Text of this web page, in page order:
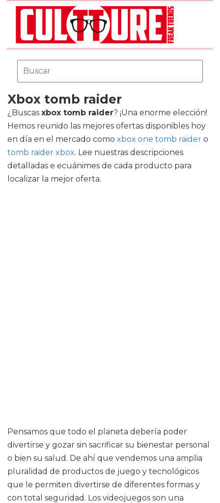
Xbox tomb raider
¿Buscas xbox tomb raider? ¡Una enorme elección!
Hemos reunido las mejores ofertas disponibles hoy
en día en el mercado como xbox one tomb raider o
tomb raider xbox. Lee nuestras descripciones
detalladas e ecuánimes de cada producto para
localizar la mejor oferta.
Pensamos que todo el planeta debería poder
divertirse y gozar sin sacrificar su bienestar personal
o bien su salud. De ahí que vendemos una amplia
pluralidad de productos de juego y tecnológicos
que le permiten divertirse de diferentes formas y
con total seguridad. Los videojuegos son una